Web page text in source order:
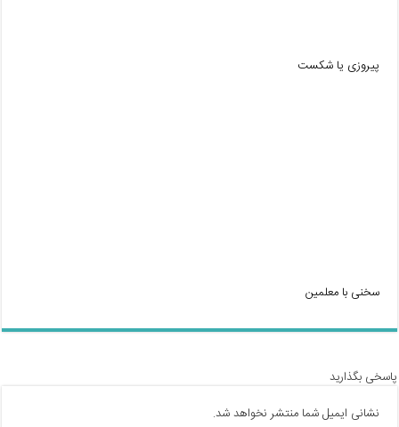
پیروزی یا شکست
سخنی با معلمین
پاسخی بگذارید
نشانی ایمیل شما منتشر نخواهد شد.